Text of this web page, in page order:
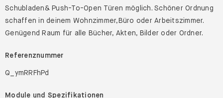
Schubladen& Push-To-Open Türen möglich. Schöner Ordnung
schaffen in deinem Wohnzimmer,Büro oder Arbeitszimmer.
Genügend Raum für alle Bücher, Akten, Bilder oder Ordner.
Referenznummer
Q_ymRRFhPd
Module und Spezifikationen